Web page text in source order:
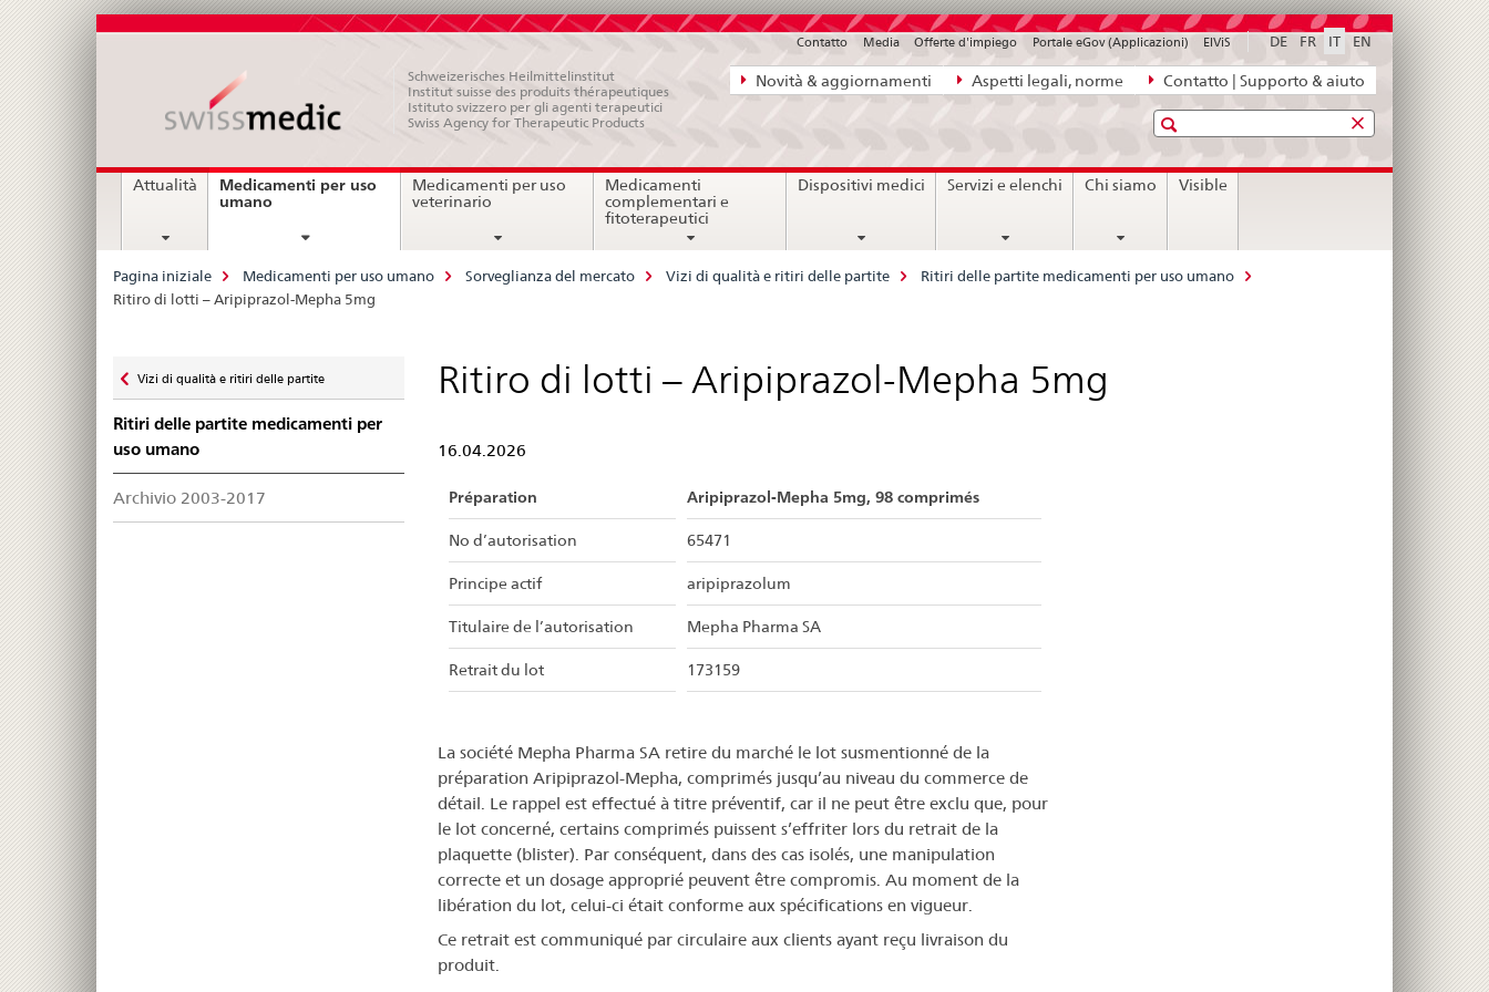
Navigazione
diretta:
aspetti
Novità & aggiornamenti Aspetti legali, norme Contatto | Supporto & aiuto
DE FR IT EN
Contatto Media Offerte d'impiego Portale eGov (Applicazioni) ElViS
Schweizerisches Heilmittelinstitut
Institut suisse des produits thérapeutiques
Istituto svizzero per gli agenti terapeutici
Swiss Agency for Therapeutic Products
Ricerca
Navigation
Attualità
Medicamenti per uso
umanocurrent
Medicamenti per uso
veterinario
Medicamenti
complementari e
fitoterapeutici
Dispositivi medici Servizi e elenchi Chi siamo Visible
Breadcrumb
Pagina iniziale Medicamenti per uso umano Sorveglianza del mercato Vizi di qualità e ritiri delle partite
Ritiri delle partite medicamenti per uso umano
Ritiro di lotti – Aripiprazol-Mepha 5mg
zu
Vizi di qualità e ritiri delle partite
Ritiri delle partite medicamenti per
uso umano
Archivio 2003-2017
Ritiro di lotti – Aripiprazol-Mepha 5mg
16.04.2026
Préparation Aripiprazol-Mepha 5mg, 98 comprimés
No d’autorisation 65471
Principe actif aripiprazolum
Titulaire de l’autorisation Mepha Pharma SA
Retrait du lot 173159
La société Mepha Pharma SA retire du marché le lot susmentionné de la
préparation Aripiprazol-Mepha, comprimés jusqu’au niveau du commerce de
détail. Le rappel est effectué à titre préventif, car il ne peut être exclu que, pour
le lot concerné, certains comprimés puissent s’effriter lors du retrait de la
plaquette (blister). Par conséquent, dans des cas isolés, une manipulation
correcte et un dosage approprié peuvent être compromis. Au moment de la
libération du lot, celui-ci était conforme aux spécifications en vigueur.
Ce retrait est communiqué par circulaire aux clients ayant reçu livraison du
produit.